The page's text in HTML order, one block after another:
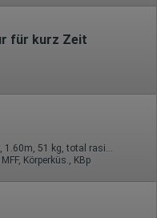
Es wird verwendet, um
Hotjar kann
die
von Ihnen bereitgestellte
für kurz Zeit
27 Jahre, 70B, KF 34/36, 1.60m, 51 kg, total rasiert, asiatisch
Körperküs., KBp